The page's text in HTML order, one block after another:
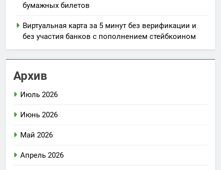
бумажных билетов
Виртуальная карта за 5 минут без верификации и
без участия банков с пополнением стейбкоином
Архив
Июль 2026
Июнь 2026
Май 2026
Апрель 2026